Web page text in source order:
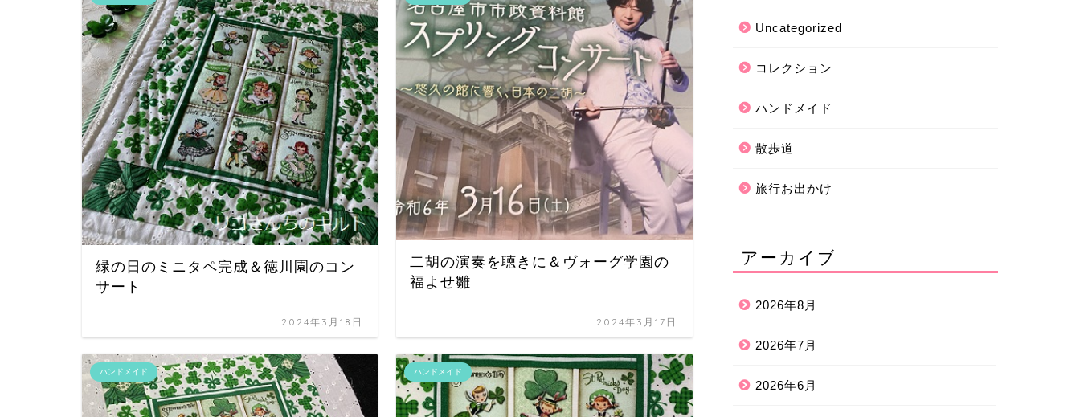
緑の日のミニタペ完成＆徳川園のコン
サート
2024年3月18日
二胡の演奏を聴きに＆ヴォーグ学園の
福よせ雛
2024年3月17日
ハンドメイド ハンドメイド
Uncategorized
コレクション
ハンドメイド
散歩道
旅行お出かけ
アーカイブ
2026年8月
2026年7月
2026年6月